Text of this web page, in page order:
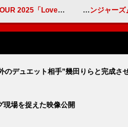
」】初日の公式レポ到着 Snow Man佐久間大介
のデュエット相手”幾田りらと完成
現場を捉えた映像公開